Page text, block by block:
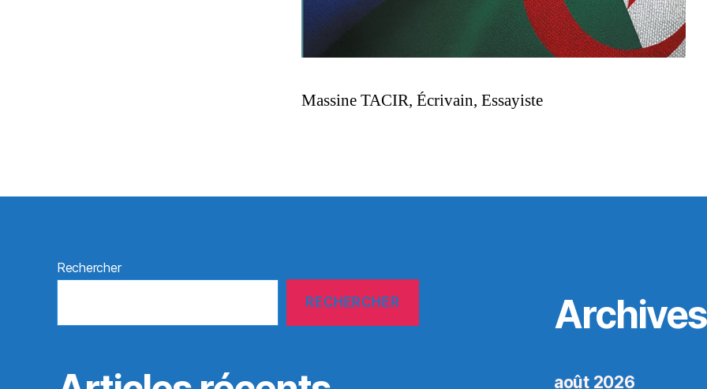
Massine TACIR, Écrivain, Essayiste
Rechercher
RECHERCHER Archives
août 2026